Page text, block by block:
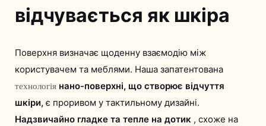
відчувається як шкіра
Поверхня визначає щоденну взаємодію між
користувачем та меблями. Наша запатентована
технологія нано-поверхні, що створює відчуття
шкіри, є проривом у тактильному дизайні.
Надзвичайно гладке та тепле на дотик , схоже на